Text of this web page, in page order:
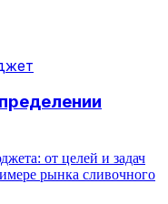
от целей и задач
рынка сливочного